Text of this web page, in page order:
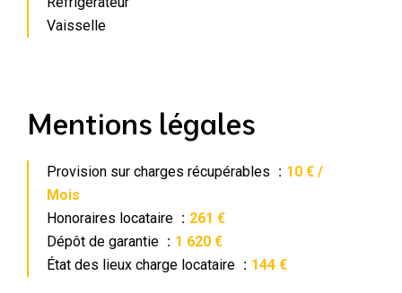
Vaisselle
Mentions légales
Provision sur charges récupérables
10 € /
Mois
Honoraires locataire
261 €
Dépôt de garantie
1 620 €
État des lieux charge locataire
144 €